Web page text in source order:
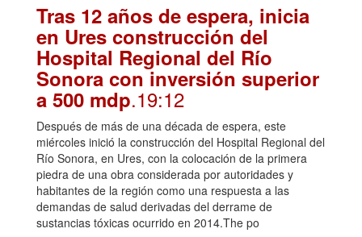
Tras 12 años de espera, inicia
en Ures construcción del
Hospital Regional del Río
Sonora con inversión superior
a 500 mdp.19:12
Después de más de una década de espera, este
miércoles inició la construcción del Hospital Regional del
Río Sonora, en Ures, con la colocación de la primera
piedra de una obra considerada por autoridades y
habitantes de la región como una respuesta a las
demandas de salud derivadas del derrame de
sustancias tóxicas ocurrido en 2014.The po